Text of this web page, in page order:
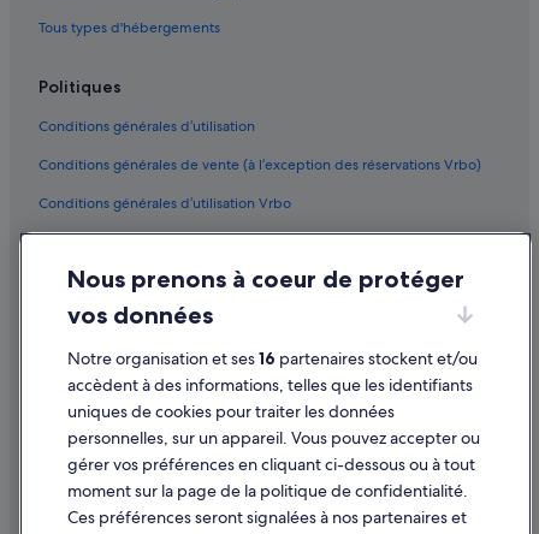
Tous types d'hébergements
Politiques
Conditions générales d’utilisation
Conditions générales de vente (à l’exception des réservations Vrbo)
Conditions générales d’utilisation Vrbo
Accessibilité
Protection des données
Cookies
Mentions légales / Nous contacter
Directives de contenu et signalement de contenus
Aide
Assistance
Nous prenons à coeur de protéger
vos données
Notre organisation et ses16 partenaires stockent et/ou
accèdent à des informations, telles que les identifiants
uniques de cookies pour traiter les données
personnelles, sur un appareil. Vous pouvez accepter ou
gérer vos préférences en cliquant ci-dessous ou à tout
moment sur la page de la politique de confidentialité.
Ces préférences seront signalées à nos partenaires et